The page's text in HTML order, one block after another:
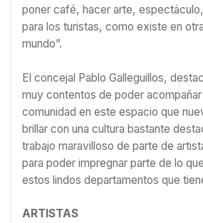
poner café, hacer arte,
para los turistas, como existe en
mundo”.
El concejal Pablo Galleguillos,
muy contentos de poder acompañar
comunidad en este espacio que
brillar con una cultura bastante
trabajo maravilloso de parte de
para poder impregnar parte de lo
estos lindos departamentos que
ARTISTAS